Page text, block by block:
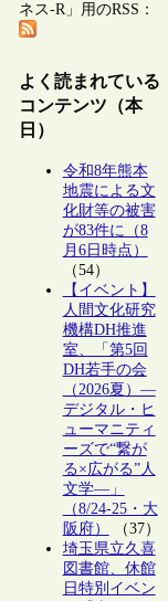
ネス-R」用のRSS：
よく読まれている
コンテンツ（本
日）
令和8年熊本
地震による文
化財等の被害
が83件に（8
月6日時点）
（54）
【イベント】
人間文化研究
機構DH推進
室、「第5回
DH若手の会
（2026夏）―
デジタル・ヒ
ューマニティ
ーズで“繋が
る×広がる”人
文学―」
（8/24-25・大
阪府）
（37）
埼玉県立久喜
図書館、休館
日特別イベン